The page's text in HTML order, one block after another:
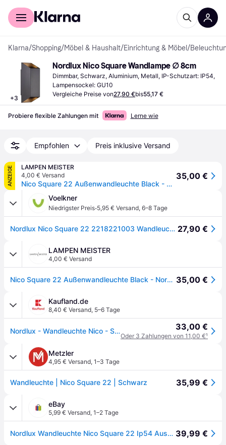
Für Shopper
Klarna/Shopping/Möbel & Haushalt/Einrichtung & Möbel /
+3
Nordlux Nico Square Wandlampe ∅ 8cm
Dimmbar, Schwarz, Aluminium, Metall, IP-Schutzart: IP54,
Lampensockel: GU10
Vergleiche Preise von27,90 €bis55,17 €
Probiere flexible Zahlungen mit Lerne wie
Empfohlen Preis inklusive Versand
ANZEIGE
LAMPEN MEISTER
4,00 € Versand
Nico Square 22 Außenwandleuchte Black - Nordlux - Terrasse - Aluminium
35,00 €
Voelkner
Niedrigster Preis·5,95 € Versand, 6–8 Tage
Nordlux Nico Square 22 2218221003 Wandleuchte GU10 Schwarz 27,90 €
LAMPEN MEISTER
4,00 € Versand
Nico Square 22 Außenwandleuchte Black - Nordlux - Terrasse - Aluminium 35,00 €
Kaufland.de
8,40 € Versand, 5–6 Tage
Nordlux - Wandleuchte Nico - Schwarz - 8x23.5 cm 33,00 €
Oder 3 Zahlungen von 11,00 €¹
Metzler
4,95 € Versand, 1–3 Tage
Wandleuchte | Nico Square 22 | Schwarz 35,99 €
eBay
5,99 € Versand, 1–2 Tage
Nordlux Wandleuchte Nico Square 22 Ip54 Aussenwandleuchte Gu10 Schwarz Walllight 39,99 €